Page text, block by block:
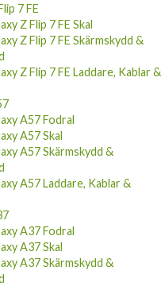
7 FE
Z Flip 7 FE Skal
Z Flip 7 FE Skärmskydd &
Z Flip 7 FE Laddare, Kablar &
A57 Fodral
A57 Skal
A57 Skärmskydd &
A57 Laddare, Kablar &
A37 Fodral
A37 Skal
A37 Skärmskydd &